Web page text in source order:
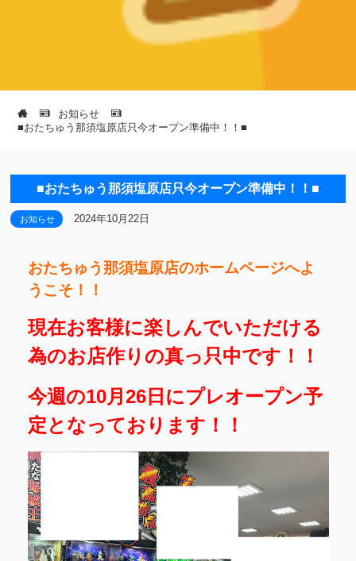
お知らせ
■おたちゅう那須塩原店只今オープン準備中！！■
■おたちゅう那須塩原店只今オープン準備中！！■
お知らせ 2024年10月22日
おたちゅう那須塩原店のホームページへよ
うこそ！！
現在お客様に楽しんでいただける
為のお店作りの真っ只中です！！
今週の10月26日にプレオープン予
定となっております！！